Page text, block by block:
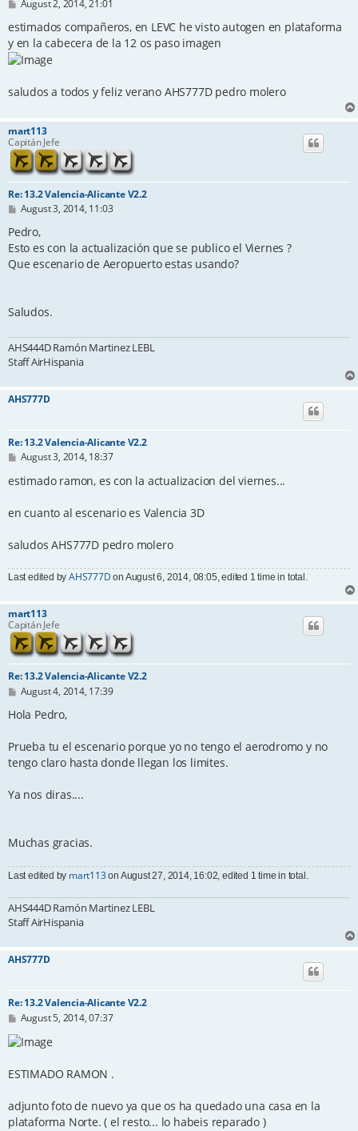
s
August 2, 2014, 21:01
estimados compañeros, en LEVC he visto autogen en plataforma
y en la cabecera de la 12 os paso imagen
saludos a todos y feliz verano AHS777D pedro molero
mart113
Capitán Jefe
Re: 13.2 Valencia-Alicante V2.2
P
s
August 3, 2014, 11:03
Pedro,
Esto es con la actualización que se publico el Viernes ?
Que escenario de Aeropuerto estas usando?
Saludos.
AHS444D Ramón Martinez LEBL
Staff AirHispania
AHS777D
Re: 13.2 Valencia-Alicante V2.2
P
s
t
August 3, 2014, 18:37
estimado ramon, es con la actualizacion del viernes...
en cuanto al escenario es Valencia 3D
saludos AHS777D pedro molero
Last edited by AHS777D on August 6, 2014, 08:05, edited 1 time in total.
mart113
Capitán Jefe
Re: 13.2 Valencia-Alicante V2.2
P
s
August 4, 2014, 17:39
Hola Pedro,
Prueba tu el escenario porque yo no tengo el aerodromo y no
tengo claro hasta donde llegan los limites.
Ya nos diras....
Muchas gracias.
Last edited by mart113 on August 27, 2014, 16:02, edited 1 time in total.
AHS444D Ramón Martinez LEBL
Staff AirHispania
AHS777D
Re: 13.2 Valencia-Alicante V2.2
P
s
t
August 5, 2014, 07:37
ESTIMADO RAMON .
adjunto foto de nuevo ya que os ha quedado una casa en la
plataforma Norte. ( el resto... lo habeis reparado )